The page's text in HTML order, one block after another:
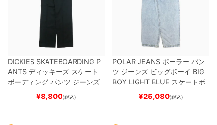
DICKIES SKATEBOARDING P
ANTS ディッキーズ スケート
ボーディング パンツ ジーンズ
SLIM FIT 30 LENGTH
スケートボード スケボー
¥8,800(税込)
POLAR JEANS ポーラー パン
ツ ジーンズ ビッグボーイ BIG
BOY LIGHT BLUE スケートボ
ード スケボー
¥25,080(税込)